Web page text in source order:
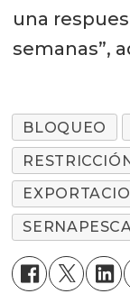
una
semanas”,
BLOQUEO